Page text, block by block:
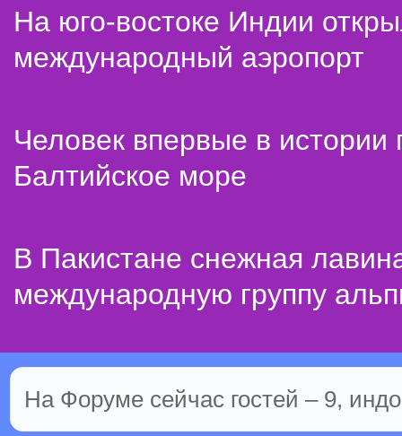
На юго-востоке Индии
международный аэропорт
Человек впервые в истории
Балтийское море
В Пакистане снежная
международную группу
На Форуме сейчас гостей – 9,